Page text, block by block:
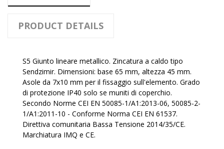
PRODUCT DETAILS
S5 Giunto lineare metallico. Zincatura a caldo tipo
Sendzimir. Dimensioni: base 65 mm, altezza 45 mm.
Asole da 7x10 mm per il fissaggio sull'elemento. Grado
di protezione IP40 solo se muniti di coperchio.
Secondo Norme CEI EN 50085-1/A1:2013-06, 50085-2-
1/A1:2011-10 - Conforme Norma CEI EN 61537.
Direttiva comunitaria Bassa Tensione 2014/35/CE.
Marchiatura IMQ e CE.